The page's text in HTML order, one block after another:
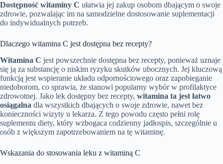
Dostępność witaminy C ułatwia jej zakup osobom dbającym o swoje
zdrowie, pozwalając im na samodzielne dostosowanie suplementacji
do indywidualnych potrzeb.
Dlaczego witamina C jest dostępna bez recepty?
Witamina C jest powszechnie dostępna bez recepty, ponieważ uznaje
się ją za substancję o niskim ryzyku skutków ubocznych. Jej kluczową
funkcją jest wspieranie układu odpornościowego oraz zapobieganie
niedoborom, co sprawia, że stanowi popularny wybór w profilaktyce
zdrowotnej. Jako lek dostępny bez recepty, witamina ta jest łatwo
osiągalna dla wszystkich dbających o swoje zdrowie, nawet bez
konieczności wizyty u lekarza. Z tego powodu często pełni rolę
suplementu diety, który wzbogaca codzienny jadłospis, szczególnie u
osób z większym zapotrzebowaniem na tę witaminę.
Wskazania do stosowania leku z witaminą C